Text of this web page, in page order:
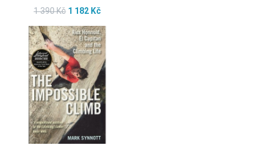
1 390 Kč 1 182 Kč